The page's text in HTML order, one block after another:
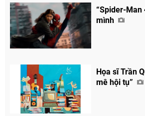
“Spider-Man
mình
Họa sĩ Trần
mê hội tụ”